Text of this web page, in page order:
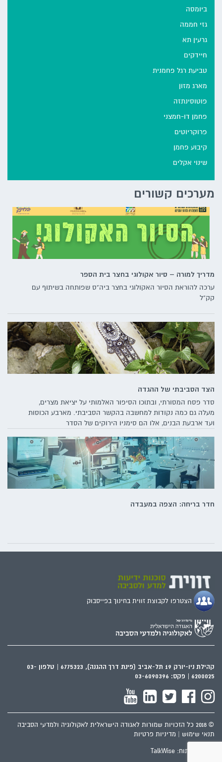
ביומסה
גזי חממה
גרעין תא
חיידקים
טביעת רגל פחמנית
מארג מזון
פוטוסינתזה
פחמן דו-חמצני
פרוקריוטים
קיבוע פחמן
שינוי אקלים
מערכים קשורים
מדריך למורה – סיור אקולוגי בחצר בית הספר
ערכה להוראת הסיור האקולוגי בחצר ביה"ס שפותחה בשיתוף עם
קק"ל
הצד הסביבתי של ההגדה
סדר פסח המסורתי, ובתוכו הסיפור האלמותי על יציאת מצרים,
מעלה גם כמה נקודות למחשבה בהקשר הסביבתי. מארבע הכוסות
ועד ארבעת הבנים, אלו הם סימניו הירוקים של הסדר
חדר בריחה: הצפה במעבדה
הצטרפו לקבוצת זווית בחינוך בפייסבוק
קהילת ניו-יורק 19 תל-אביב (פינת דרך ההגנה), 6775323 | טלפון 03-
6200025 | פקס: 03-6090396
© 2018 כל הזכויות שמורות לאגודה הישראלית לאקולוגיה ולמדעי הסביבה
תנאי שימוש
מדיניות פרטיות
עיצוב‬ ופיתוח‬: TalkWise